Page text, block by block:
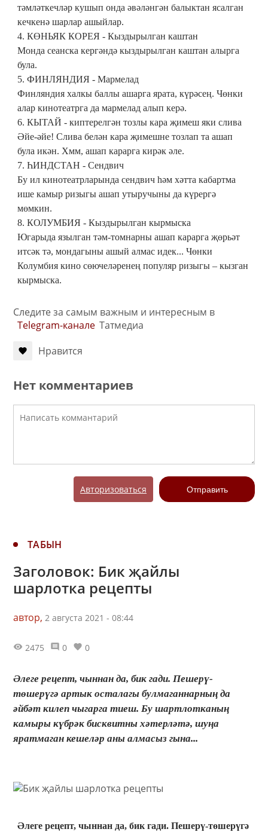
тәмләткечләр кушып онда әвәләнгән балыктан ясалган
кечкенә шарлар ашыйлар.
4. КӨНЬЯК КОРЕЯ - Кыздырылган каштан
Монда сеанска кергәндә кыздырылган каштан алырга
була.
5. ФИНЛЯНДИЯ - Мармелад
Финляндия халкы баллы ашарга ярата, күрәсең. Чөнки
алар кинотеатрга да мармелад алып керә.
6. КЫТАЙ - киптерелгән тозлы кара җимеш яки слива
Әйе-әйе! Слива белән кара җимешне тозлап та ашап
була икән. Хмм, ашап карарга кирәк әле.
7. ҺИНДСТАН - Сендвич
Бу ил кинотеатрларында сендвич һәм хәтта кабартма
ише камыр ризыгы ашап утыручыны да күрергә
мөмкин.
8. КОЛУМБИЯ - Кыздырылган кырмыска
Югарыда язылган тәм-томнарны ашап карарга җөрьәт
итсәк тә, мондагыны ашый алмас идек... Чөнки
Колумбия кино сөючеләренең популяр ризыгы – кызган
кырмыска.
Следите за самым важным и интересным в
Telegram-канале Татмедиа
Нравится
Нет комментариев
Авторизоваться Отправить
ТАБЫН
Заголовок: Бик җайлы
шарлотка рецепты
автор, 2 августа 2021 - 08:44
2475 0 0
Әлеге рецепт, чыннан да, бик гади. Пешерү-
төшерүгә артык осталагы булмаганнарның да
әйбәт килеп чыгарга тиеш. Бу шартлотканың
камыры күбрәк бисквитны хәтерләтә, шуңа
яратмаган кешеләр аны алмасыз гына...
Әлеге рецепт, чыннан да, бик гади. Пешерү-төшерүгә